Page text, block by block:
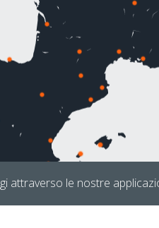
attraverso le nostre